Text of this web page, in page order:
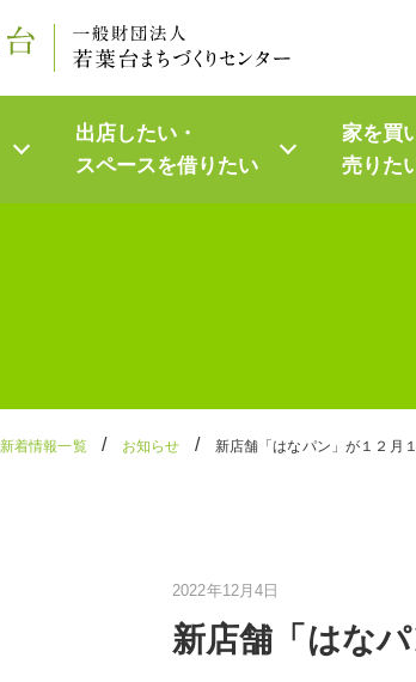
出店したい・
スペースを借りたい
家を買
売りた
新着情報一覧/ お知らせ / 新店舗「はなパン」が１２月
2022年12月4日
新店舗「はな